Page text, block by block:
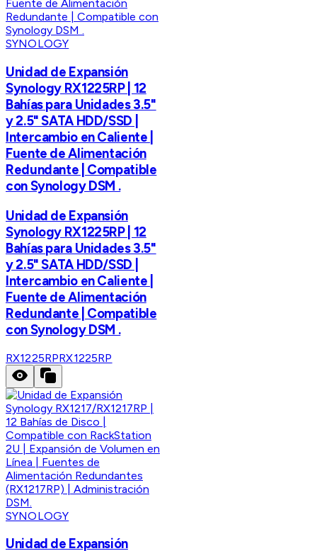
SYNOLOGY
Unidad de Expansión
Synology RX1225RP | 12
Bahías para Unidades 3.5"
y 2.5" SATA HDD/SSD |
Intercambio en Caliente |
Fuente de Alimentación
Redundante | Compatible
con Synology DSM .
Unidad de Expansión
Synology RX1225RP | 12
Bahías para Unidades 3.5"
y 2.5" SATA HDD/SSD |
Intercambio en Caliente |
Fuente de Alimentación
Redundante | Compatible
con Synology DSM .
RX1225RPRX1225RP
SYNOLOGY
Unidad de Expansión